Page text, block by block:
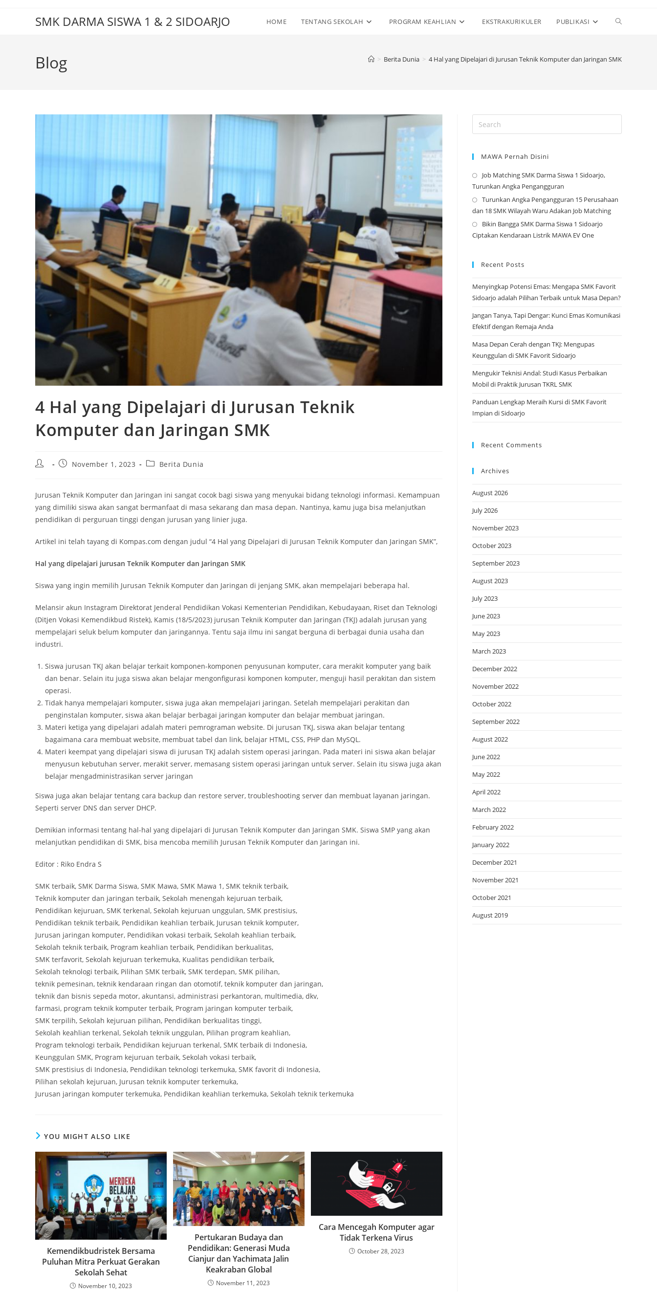
SMK DARMA SISWA 1 & 2 SIDOARJO HOME TENTANG SEKOLAH PROGRAM KEAHLIAN EKSTRAKURIKULER PUBLIKASI Toggle
Blog > Berita Dunia > 4 Hal yang Dipelajari di Jurusan Teknik Komputer dan Jaringan SMK
4 Hal yang Dipelajari di Jurusan Teknik
Komputer dan Jaringan SMK
Post
PostNovember 1, 2023
PostBerita Dunia
Jurusan Teknik Komputer dan Jaringan ini sangat cocok bagi siswa yang menyukai bidang teknologi informasi. Kemampuan
yang dimiliki siswa akan sangat bermanfaat di masa sekarang dan masa depan. Nantinya, kamu juga bisa melanjutkan
pendidikan di perguruan tinggi dengan jurusan yang linier juga.
Artikel ini telah tayang di Kompas.com dengan judul “4 Hal yang Dipelajari di Jurusan Teknik Komputer dan Jaringan SMK”,
Hal yang dipelajari jurusan Teknik Komputer dan Jaringan SMK
Siswa yang ingin memilih Jurusan Teknik Komputer dan Jaringan di jenjang SMK, akan mempelajari beberapa hal.
Melansir akun Instagram Direktorat Jenderal Pendidikan Vokasi Kementerian Pendidikan, Kebudayaan, Riset dan Teknologi
(Ditjen Vokasi Kemendikbud Ristek), Kamis (18/5/2023) jurusan Teknik Komputer dan Jaringan (TKJ) adalah jurusan yang
mempelajari seluk belum komputer dan jaringannya. Tentu saja ilmu ini sangat berguna di berbagai dunia usaha dan
industri.
Siswa jurusan TKJ akan belajar terkait komponen-komponen penyusunan komputer, cara merakit komputer yang baik
dan benar. Selain itu juga siswa akan belajar mengonfigurasi komponen komputer, menguji hasil perakitan dan sistem
operasi.
Tidak hanya mempelajari komputer, siswa juga akan mempelajari jaringan. Setelah mempelajari perakitan dan
penginstalan komputer, siswa akan belajar berbagai jaringan komputer dan belajar membuat jaringan.
Materi ketiga yang dipelajari adalah materi pemrograman website. Di jurusan TKJ, siswa akan belajar tentang
bagaimana cara membuat website, membuat tabel dan link, belajar HTML, CSS, PHP dan MySQL.
Materi keempat yang dipelajari siswa di jurusan TKJ adalah sistem operasi jaringan. Pada materi ini siswa akan belajar
menyusun kebutuhan server, merakit server, memasang sistem operasi jaringan untuk server. Selain itu siswa juga akan
belajar mengadministrasikan server jaringan
Siswa juga akan belajar tentang cara backup dan restore server, troubleshooting server dan membuat layanan jaringan.
Seperti server DNS dan server DHCP.
Demikian informasi tentang hal-hal yang dipelajari di Jurusan Teknik Komputer dan Jaringan SMK. Siswa SMP yang akan
melanjutkan pendidikan di SMK, bisa mencoba memilih Jurusan Teknik Komputer dan Jaringan ini.
Editor : Riko Endra S
SMK terbaik, SMK Darma Siswa, SMK Mawa, SMK Mawa 1, SMK teknik terbaik,
Teknik komputer dan jaringan terbaik, Sekolah menengah kejuruan terbaik,
Pendidikan kejuruan, SMK terkenal, Sekolah kejuruan unggulan, SMK prestisius,
Pendidikan teknik terbaik, Pendidikan keahlian terbaik, Jurusan teknik komputer,
Jurusan jaringan komputer, Pendidikan vokasi terbaik, Sekolah keahlian terbaik,
Sekolah teknik terbaik, Program keahlian terbaik, Pendidikan berkualitas,
SMK terfavorit, Sekolah kejuruan terkemuka, Kualitas pendidikan terbaik,
Sekolah teknologi terbaik, Pilihan SMK terbaik, SMK terdepan, SMK pilihan,
teknik pemesinan, teknik kendaraan ringan dan otomotif, teknik komputer dan jaringan,
teknik dan bisnis sepeda motor, akuntansi, administrasi perkantoran, multimedia, dkv,
farmasi, program teknik komputer terbaik, Program jaringan komputer terbaik,
SMK terpilih, Sekolah kejuruan pilihan, Pendidikan berkualitas tinggi,
Sekolah keahlian terkenal, Sekolah teknik unggulan, Pilihan program keahlian,
Program teknologi terbaik, Pendidikan kejuruan terkenal, SMK terbaik di Indonesia,
Keunggulan SMK, Program kejuruan terbaik, Sekolah vokasi terbaik,
SMK prestisius di Indonesia, Pendidikan teknologi terkemuka, SMK favorit di Indonesia,
Pilihan sekolah kejuruan, Jurusan teknik komputer terkemuka,
Jurusan jaringan komputer terkemuka, Pendidikan keahlian terkemuka, Sekolah teknik terkemuka
YOU MIGHT ALSO LIKE
Kemendikbudristek Bersama
Puluhan Mitra Perkuat Gerakan
Sekolah Sehat
November 10, 2023
Pertukaran Budaya dan
Pendidikan: Generasi Muda
Cianjur dan Yachimata Jalin
Keakraban Global
November 11, 2023
Cara Mencegah Komputer agar
Tidak Terkena Virus
October 28, 2023
MAWA Pernah Disini
Job Matching SMK Darma Siswa 1 Sidoarjo,
Turunkan Angka Pengangguran
Turunkan Angka Pengangguran 15 Perusahaan
dan 18 SMK Wilayah Waru Adakan Job Matching
Bikin Bangga SMK Darma Siswa 1 Sidoarjo
Ciptakan Kendaraan Listrik MAWA EV One
Recent Posts
Menyingkap Potensi Emas: Mengapa SMK Favorit
Sidoarjo adalah Pilihan Terbaik untuk Masa Depan?
Jangan Tanya, Tapi Dengar: Kunci Emas Komunikasi
Efektif dengan Remaja Anda
Masa Depan Cerah dengan TKJ: Mengupas
Keunggulan di SMK Favorit Sidoarjo
Mengukir Teknisi Andal: Studi Kasus Perbaikan
Mobil di Praktik Jurusan TKRL SMK
Panduan Lengkap Meraih Kursi di SMK Favorit
Impian di Sidoarjo
Recent Comments
Archives
August 2026
July 2026
November 2023
October 2023
September 2023
August 2023
July 2023
June 2023
May 2023
March 2023
December 2022
November 2022
October 2022
September 2022
August 2022
June 2022
May 2022
April 2022
March 2022
February 2022
January 2022
December 2021
November 2021
October 2021
August 2019